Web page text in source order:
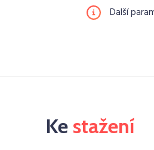
Další
Ke stažení